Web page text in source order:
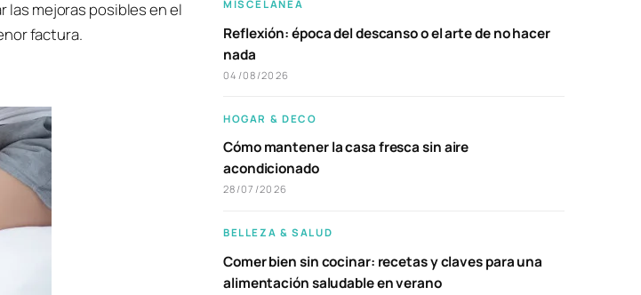
las mejoras posibles en el
factura.
MISCELÁNEA
Reflexión: época del descanso o el arte de no hacer
nada
04/08/2026
HOGAR & DECO
Cómo mantener la casa fresca sin aire
acondicionado
28/07/2026
BELLEZA & SALUD
Comer bien sin cocinar: recetas y claves para una
alimentación saludable en verano